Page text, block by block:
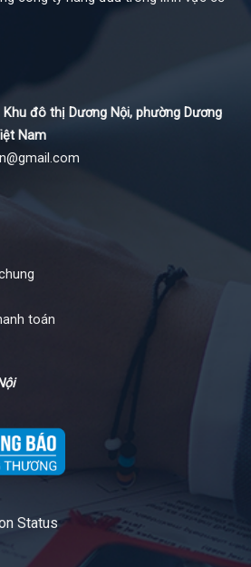
Khu đô thị Dương Nội, phường Dương
Nam
toán